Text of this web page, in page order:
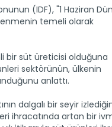
(IDF), "1 Haziran
temeli olarak
bir süt üreticisi olduğuna
sektörünün, ülkenin
anlattı.
dalgalı bir seyir
ihracatında artan bir